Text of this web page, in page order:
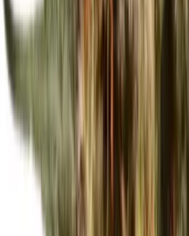
Strains
Standorte